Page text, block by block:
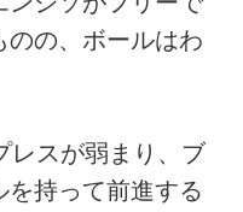
のの、ボールはわ
スが弱まり、ブ
を持って前進する